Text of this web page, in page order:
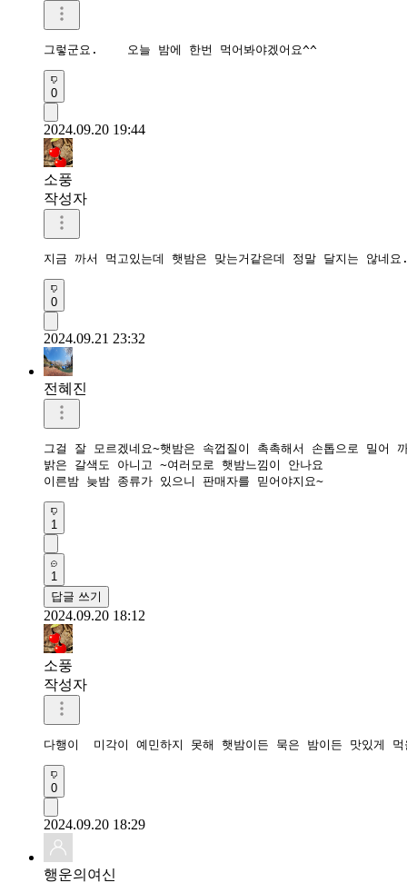
그렇군요.    오늘 밤에 한번 먹어봐야겠어요^^
0
2024.09.20 19:44
소풍
작성자
지금 까서 먹고있는데 햇밤은 맞는거같은데 정말 달지는 않네
0
2024.09.21 23:32
전혜진
그걸 잘 모르겠네요~햇밤은 속껍질이 촉촉해서 손톱으로 밀어
밝은 갈색도 아니고 ~여러모로 햇밤느낌이 안나요
이른밤 늦밤 종류가 있으니 판매자를 믿어야지요~
1
1
답글 쓰기
2024.09.20 18:12
소풍
작성자
다행이  미각이 예민하지 못해 햇밤이든 묵은 밤이든 맛있게
0
2024.09.20 18:29
행운의여신